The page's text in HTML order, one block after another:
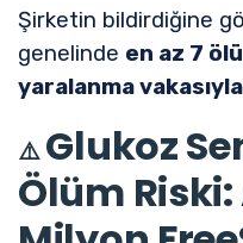
Şirketin bildirdiğine
genelinde en az 7
yaralanma
⚠️Glukoz
Ölüm